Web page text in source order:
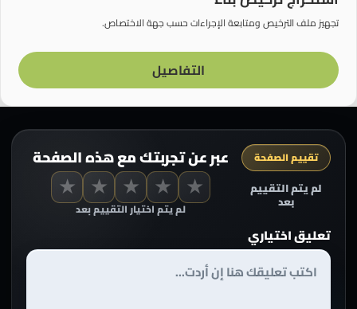
تجهيز ملف الترخيص ومتابعة الإجراءات حسب جهة الاختصاص.
التفاصيل
عبر عن تجربتك مع هذه الصفحة تقييم الصفحة
★ ★ ★ ★ ★
لم يتم اختيار التقييم بعد
لم يتم التقييم
بعد
تعليق اختياري